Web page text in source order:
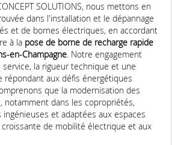
SOLUTIONS, nous mettons en
dans l'installation et le dépannage
et de bornes électriques, en accordant
à la pose de borne de recharge rapide
en-Champagne. Notre engagement
la rigueur technique et une
répondant aux défis énergétiques
que la modernisation des
notamment dans les copropriétés,
et adaptées aux espaces
de mobilité électrique et aux